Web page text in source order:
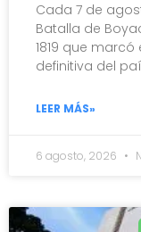
Cada 7 de
Batalla de
1819 que
definitiva del
LEER MÁS»
6 agosto, 2026